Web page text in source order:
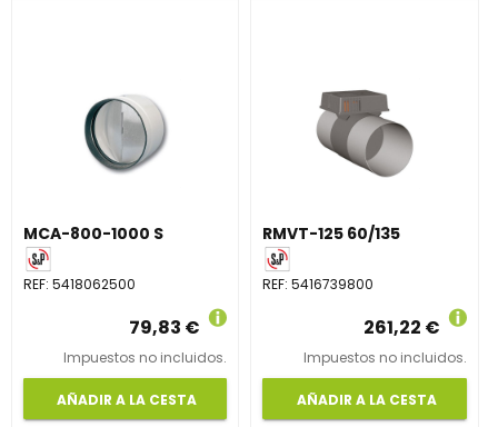
MCA-800-1000 S
REF: 5418062500
79,83 €
Impuestos no incluidos.
AÑADIR A LA CESTA
RMVT-125 60/135
REF:5416739800
261,22 €
Impuestos no incluidos.
AÑADIR A LA CESTA